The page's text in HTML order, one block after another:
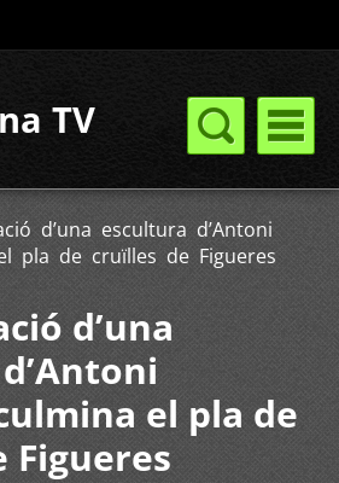
TV
d’una escultura d’Antoni
pla de cruïlles de Figueres
d’una
el pla de
Figueres